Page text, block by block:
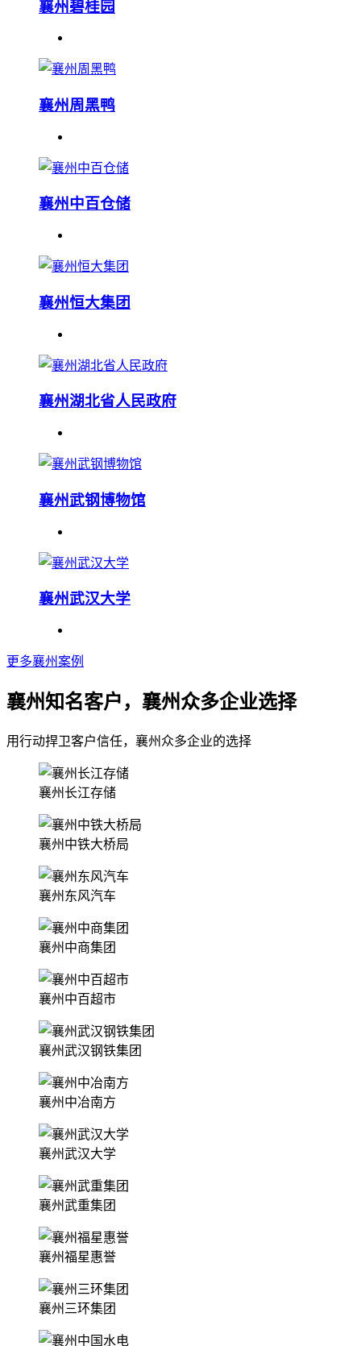
襄州碧桂园
襄州周黑鸭
襄州中百仓储
襄州恒大集团
襄州湖北省人民政府
襄州武钢博物馆
襄州武汉大学
更多襄州案例
襄州知名客户，襄州众多企业选择
用行动捍卫客户信任，襄州众多企业的选择
襄州长江存储
襄州中铁大桥局
襄州东风汽车
襄州中商集团
襄州中百超市
襄州武汉钢铁集团
襄州中冶南方
襄州武汉大学
襄州武重集团
襄州福星惠誉
襄州三环集团